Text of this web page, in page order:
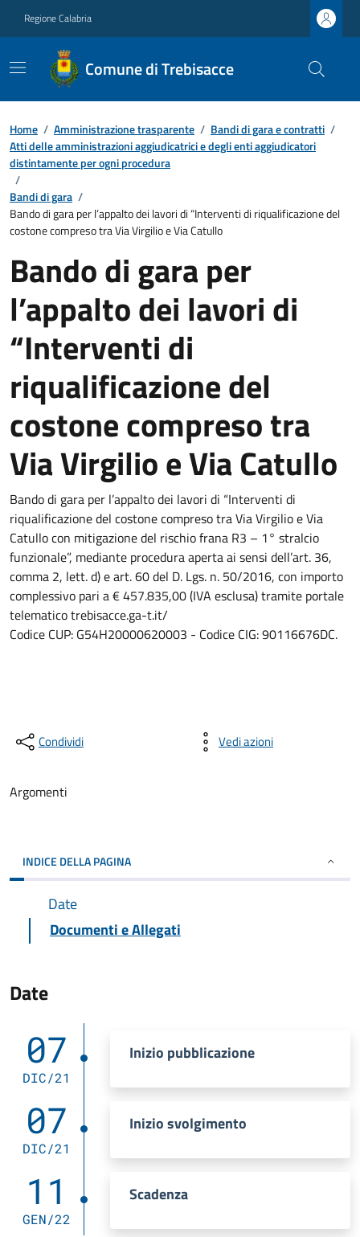
Regione Calabria
Comune di Trebisacce
Home / Amministrazione trasparente / Bandi di gara e contratti /
Atti delle amministrazioni aggiudicatrici e degli enti aggiudicatori
distintamente per ogni procedura
/
Bandi di gara /
Bando di gara per l’appalto dei lavori di “Interventi di riqualificazione del
costone compreso tra Via Virgilio e Via Catullo
Bando di gara per
l’appalto dei lavori di
“Interventi di
riqualificazione del
costone compreso tra
Via Virgilio e Via Catullo
Bando di gara per l’appalto dei lavori di “Interventi di
riqualificazione del costone compreso tra Via Virgilio e Via
Catullo con mitigazione del rischio frana R3 – 1° stralcio
funzionale”, mediante procedura aperta ai sensi dell’art. 36,
comma 2, lett. d) e art. 60 del D. Lgs. n. 50/2016, con importo
complessivo pari a € 457.835,00 (IVA esclusa) tramite portale
telematico trebisacce.ga-t.it/
Codice CUP: G54H20000620003 - Codice CIG: 90116676DC.
Condividi Vedi azioni
Argomenti
INDICE DELLA PAGINA
Date
Documenti e Allegati
Date
07
DIC/21
Inizio pubblicazione
07
DIC/21
Inizio svolgimento
11
GEN/22
Scadenza